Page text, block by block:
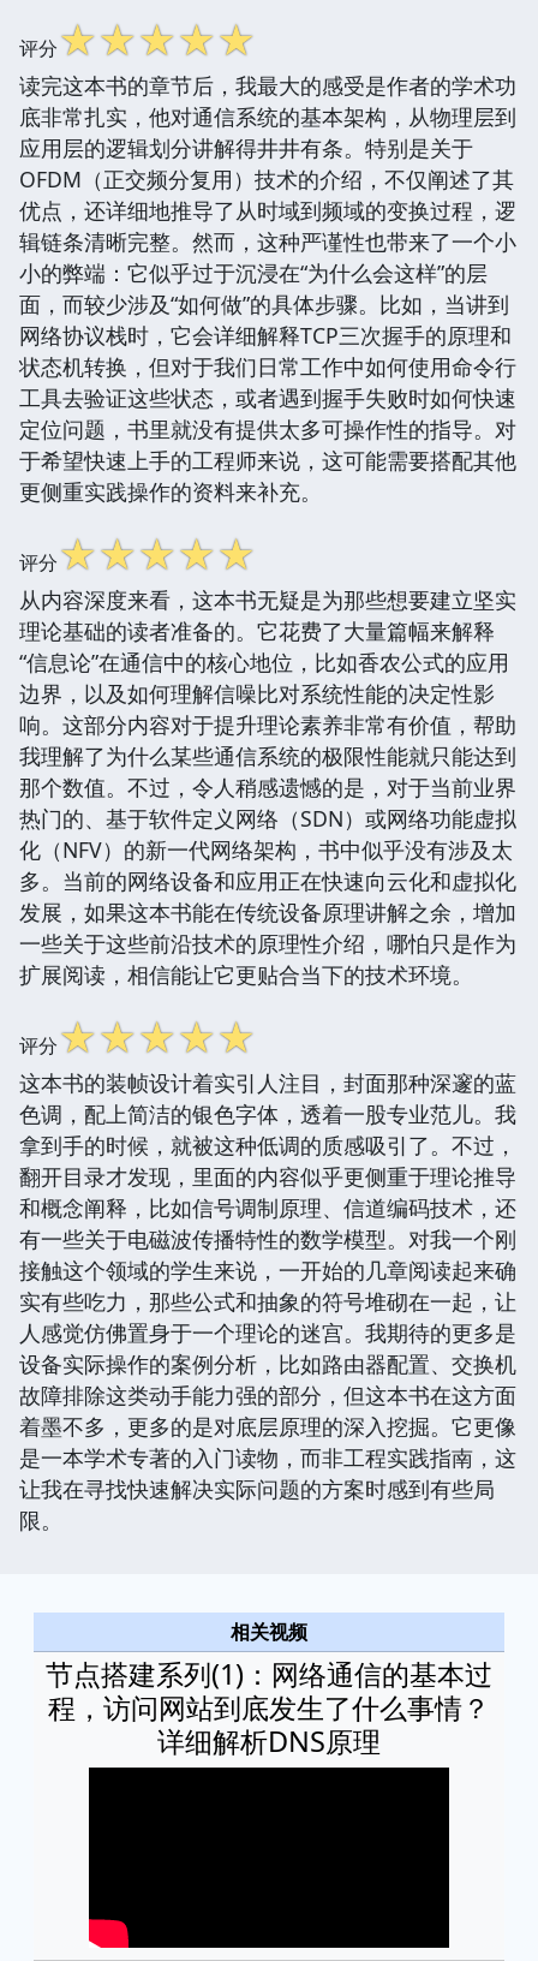
评分☆☆☆☆☆
读完这本书的章节后，我最大的感受是作者的学术功
底非常扎实，他对通信系统的基本架构，从物理层到
应用层的逻辑划分讲解得井井有条。特别是关于
OFDM（正交频分复用）技术的介绍，不仅阐述了其
优点，还详细地推导了从时域到频域的变换过程，逻
辑链条清晰完整。然而，这种严谨性也带来了一个小
小的弊端：它似乎过于沉浸在“为什么会这样”的层
面，而较少涉及“如何做”的具体步骤。比如，当讲到
网络协议栈时，它会详细解释TCP三次握手的原理和
状态机转换，但对于我们日常工作中如何使用命令行
工具去验证这些状态，或者遇到握手失败时如何快速
定位问题，书里就没有提供太多可操作性的指导。对
于希望快速上手的工程师来说，这可能需要搭配其他
更侧重实践操作的资料来补充。
评分☆☆☆☆☆
从内容深度来看，这本书无疑是为那些想要建立坚实
理论基础的读者准备的。它花费了大量篇幅来解释
“信息论”在通信中的核心地位，比如香农公式的应用
边界，以及如何理解信噪比对系统性能的决定性影
响。这部分内容对于提升理论素养非常有价值，帮助
我理解了为什么某些通信系统的极限性能就只能达到
那个数值。不过，令人稍感遗憾的是，对于当前业界
热门的、基于软件定义网络（SDN）或网络功能虚拟
化（NFV）的新一代网络架构，书中似乎没有涉及太
多。当前的网络设备和应用正在快速向云化和虚拟化
发展，如果这本书能在传统设备原理讲解之余，增加
一些关于这些前沿技术的原理性介绍，哪怕只是作为
扩展阅读，相信能让它更贴合当下的技术环境。
评分☆☆☆☆☆
这本书的装帧设计着实引人注目，封面那种深邃的蓝
色调，配上简洁的银色字体，透着一股专业范儿。我
拿到手的时候，就被这种低调的质感吸引了。不过，
翻开目录才发现，里面的内容似乎更侧重于理论推导
和概念阐释，比如信号调制原理、信道编码技术，还
有一些关于电磁波传播特性的数学模型。对我一个刚
接触这个领域的学生来说，一开始的几章阅读起来确
实有些吃力，那些公式和抽象的符号堆砌在一起，让
人感觉仿佛置身于一个理论的迷宫。我期待的更多是
设备实际操作的案例分析，比如路由器配置、交换机
故障排除这类动手能力强的部分，但这本书在这方面
着墨不多，更多的是对底层原理的深入挖掘。它更像
是一本学术专著的入门读物，而非工程实践指南，这
让我在寻找快速解决实际问题的方案时感到有些局
限。
相关视频
节点搭建系列(1)：网络通信的基本过
程，访问网站到底发生了什么事情？
详细解析DNS原理